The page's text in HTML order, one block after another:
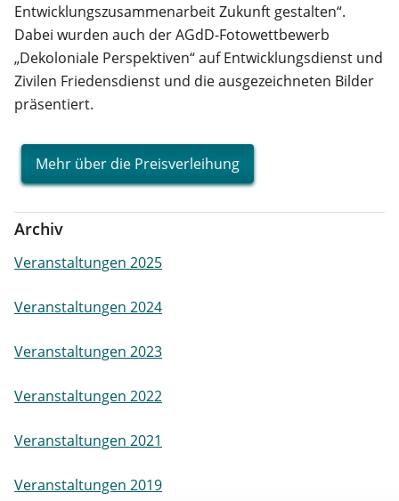
Entwicklungszusammenarbeit Zukunft gestalten“.
Dabei wurden auch der AGdD-Fotowettbewerb
„Dekoloniale Perspektiven“ auf Entwicklungsdienst und
Zivilen Friedensdienst und die ausgezeichneten Bilder
präsentiert.
Mehr über die Preisverleihung
Archiv
Veranstaltungen 2025
Veranstaltungen 2024
Veranstaltungen 2023
Veranstaltungen 2022
Veranstaltungen 2021
Veranstaltungen 2019